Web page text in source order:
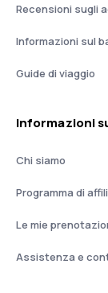
Recensioni sugli
Informazioni sul
Guide di viaggio
Informazioni
Chi siamo
Programma di
Le mie
Assistenza e